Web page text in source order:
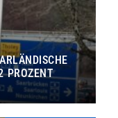
PROZENT